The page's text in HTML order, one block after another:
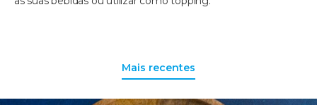
Mais recentes